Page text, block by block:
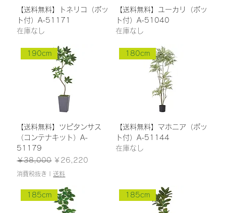
【送料無料】トネリコ（ポッ
ト付）A-51171
在庫なし
【送料無料】ユーカリ（ポッ
ト付）A-51040
在庫なし
190cm
【送料無料】ツピタンサス
（コンテナキット）A-
51179
通常価格
￥38,000 セール価格
￥26,220
消費税抜き 送料
180cm
【送料無料】マホニア（ポッ
ト付）A-51144
在庫なし
185cm 185cm